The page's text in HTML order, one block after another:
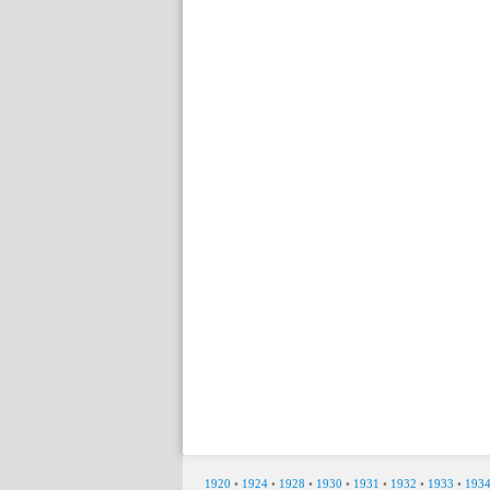
1920 • 1924 • 1928 • 1930 • 1931 • 1932 • 1933 • 1934